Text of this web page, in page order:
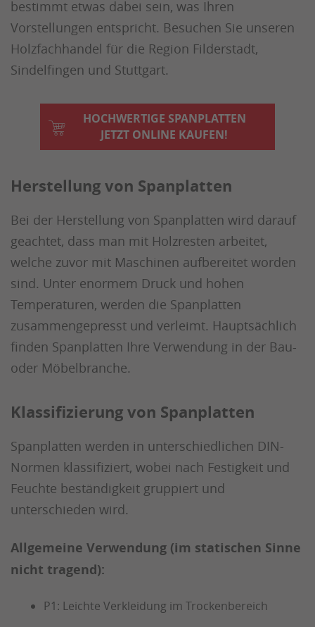
bestimmt etwas dabei sein, was Ihren
Vorstellungen entspricht. Besuchen Sie unseren
Holzfachhandel für die Region Filderstadt,
Sindelfingen und Stuttgart.
HOCHWERTIGE SPANPLATTEN
JETZT ONLINE KAUFEN!
Herstellung von Spanplatten
Bei der Herstellung von Spanplatten wird darauf
geachtet, dass man mit Holzresten arbeitet,
welche zuvor mit Maschinen aufbereitet worden
sind. Unter enormem Druck und hohen
Temperaturen, werden die Spanplatten
zusammengepresst und verleimt. Hauptsächlich
finden Spanplatten Ihre Verwendung in der Bau-
oder Möbelbranche.
Klassifizierung von Spanplatten
Spanplatten werden in unterschiedlichen DIN-
Normen klassifiziert, wobei nach Festigkeit und
Feuchte beständigkeit gruppiert und
unterschieden wird.
Allgemeine Verwendung (im statischen Sinne
nicht tragend):
P1: Leichte Verkleidung im Trockenbereich